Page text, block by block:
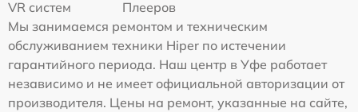
VR систем
Плееров
Мы занимаемся ремонтом и техническим
обслуживанием техники Hiper по истечении
гарантийного периода. Наш центр в Уфе работает
независимо и не имеет официальной авторизации от
производителя. Цены на ремонт, указанные на сайте,